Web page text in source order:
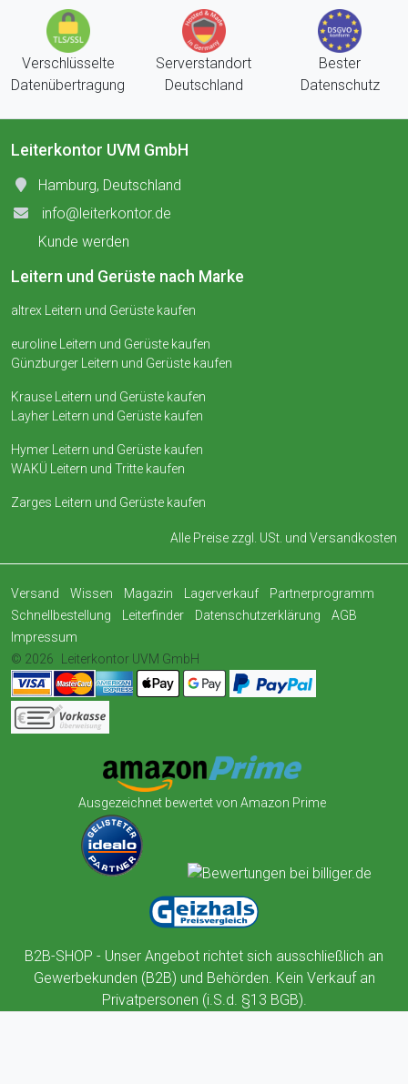
Verschlüsselte
Datenübertragung
Serverstandort
Deutschland
Bester
Datenschutz
Leiterkontor UVM GmbH
Hamburg, Deutschland
info@leiterkontor.de
Kunde werden
Leitern und Gerüste nach Marke
altrex Leitern und Gerüste kaufen
euroline Leitern und Gerüste kaufen
Günzburger Leitern und Gerüste kaufen
Krause Leitern und Gerüste kaufen
Layher Leitern und Gerüste kaufen
Hymer Leitern und Gerüste kaufen
WAKÜ Leitern und Tritte kaufen
Zarges Leitern und Gerüste kaufen
Alle Preise zzgl. USt. und Versandkosten
Versand Wissen Magazin Lagerverkauf
Partnerprogramm
Schnellbestellung
Leiterfinder Datenschutzerklärung
AGB
Impressum
© 2026
Leiterkontor UVM GmbH
Ausgezeichnet bewertet von Amazon Prime
B2B-SHOP - Unser Angebot richtet sich ausschließlich an
Gewerbekunden (B2B) und Behörden. Kein Verkauf an
Privatpersonen (i.S.d. §13 BGB).